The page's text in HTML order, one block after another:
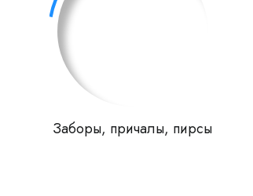
Заборы, причалы, пирсы